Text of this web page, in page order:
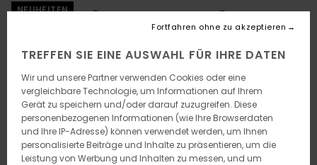
NEUHEITEN
TREFFEN SIE EINE AUSWAHL FÜR IHRE DATEN
Wir und unsere Partner verwenden Cookies oder eine
vergleichbare Technologie, um Informationen auf Ihrem
Gerät zu speichern und/oder darauf zuzugreifen. Diese
personenbezogenen Informationen (wie Ihre Browserdaten
und Ihre IP-Adresse) können verwendet werden, um Ihnen
personalisierte Beiträge und Inhalte zu präsentieren, um die
Leistung von Werbung und Inhalten zu messen, und um
Fortfahren ohne zu akzeptieren